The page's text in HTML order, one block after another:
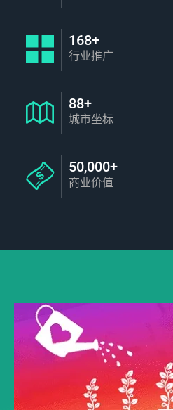
168+
行业推广
88+
城市坐标
50,000+
商业价值